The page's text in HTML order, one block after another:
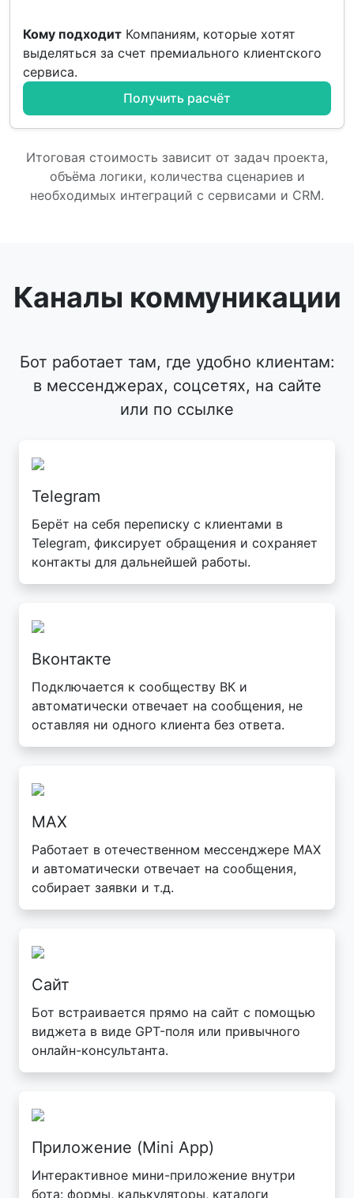
Кому подходит Компаниям, которые хотят
выделяться за счет премиального клиентского
сервиса.
Получить расчёт
Итоговая стоимость зависит от задач проекта,
объёма логики, количества сценариев и
необходимых интеграций с сервисами и CRM.
Каналы коммуникации
Бот работает там, где удобно клиентам:
в мессенджерах, соцсетях, на сайте
или по ссылке
Telegram
Берёт на себя переписку с клиентами в
Telegram, фиксирует обращения и сохраняет
контакты для дальнейшей работы.
Вконтакте
Подключается к сообществу ВК и
автоматически отвечает на сообщения, не
оставляя ни одного клиента без ответа.
MAX
Работает в отечественном мессенджере MAX
и автоматически отвечает на сообщения,
собирает заявки и т.д.
Сайт
Бот встраивается прямо на сайт с помощью
виджета в виде GPT-поля или привычного
онлайн-консультанта.
Приложение (Mini App)
Интерактивное мини-приложение внутри
бота: формы, калькуляторы, каталоги